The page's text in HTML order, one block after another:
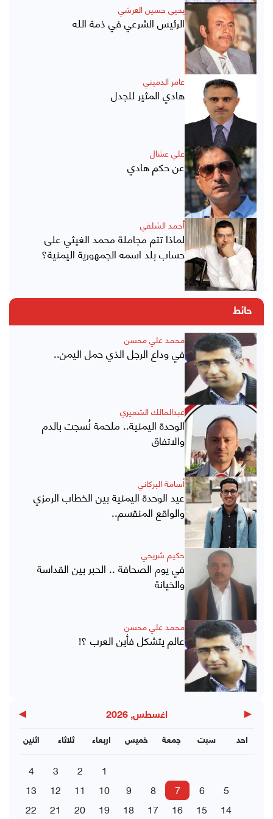
يحيى حسين العرشي
الرئيس الشرعي في ذمة الله
عامر الدميني
هادي المثير للجدل
علي عشال
عن حكم هادي
أحمد الشلفي
لماذا تتم مجاملة محمد الغيثي على
حساب بلد اسمه الجمهورية اليمنية؟
حائط
محمد علي محسن
في وداع الرجل الذي حمل اليمن..
عبدالمالك الشميري
الوحدة اليمنية.. ملحمة نُسجت بالدم
والاتفاق
أسامة البركاني
عيد الوحدة اليمنية بين الخطاب الرمزي
والواقع المنقسم..
حكيم شريحي
في يوم الصحافة .. الحبر بين القداسة
والخيانة
محمد علي محسن
عالم يتشكل فأين العرب ؟!
◀ اغسطس, 2026 ▶
اثنين ثلاثاء اربعاء خميس جمعة سبت احد
1
2
3
4
5
6
7
8
9
10
11
12
13
14
15
16
17
18
19
20
21
22